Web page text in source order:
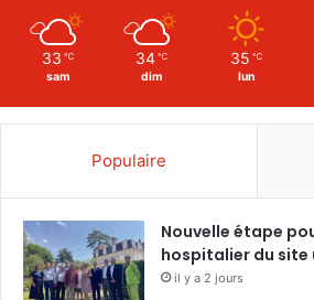
33 ℃
sam
34 ℃
dim
35 ℃
lun
Populaire
Nouvelle étape
hospitalier du site
il y a 2 jours